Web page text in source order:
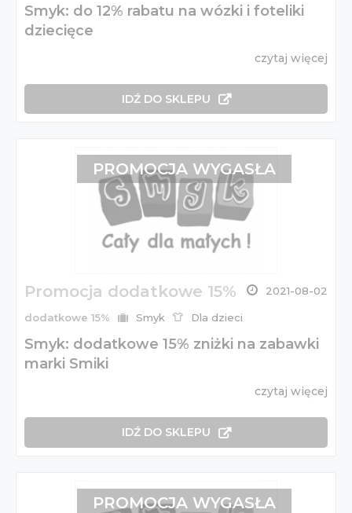
Smyk: do 12% rabatu na wózki i foteliki
dziecięce
czytaj więcej
IDŹ DO SKLEPU
Promocja dodatkowe 15% 2021-08-02
dodatkowe 15% Smyk Dla dzieci
Smyk: dodatkowe 15% zniżki na zabawki
marki Smiki
czytaj więcej
IDŹ DO SKLEPU
PROMOCJA WYGASŁA
PROMOCJA WYGASŁA